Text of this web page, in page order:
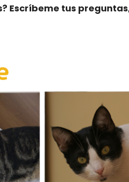
Escríbeme tus